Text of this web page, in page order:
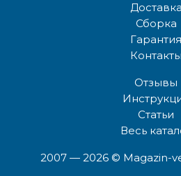
Доставка
Сборка
Гарантия
Контакты
Отзывы
Статьи
Весь
2007 — 2026 © Magazin-